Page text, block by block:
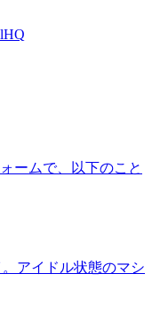
ームで、以下のこと
アイドル状態のマシ